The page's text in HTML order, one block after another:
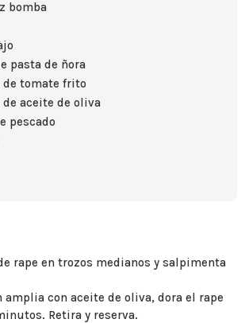
bomba
pasta de ñora
de tomate frito
aceite de oliva
pescado
rape en trozos medianos y salpimenta
amplia con aceite de oliva, dora el rape
Retira y reserva.